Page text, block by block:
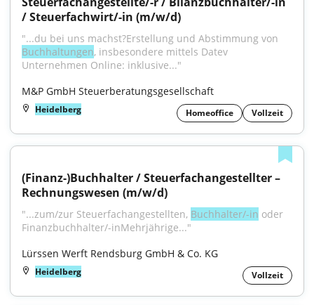
/ Steuer­fachwirt/-in (m/w/d)
Buchhaltungen, insbesondere mittels Datev
Unternehmen Online: inklusive..."
M&P GmbH Steuerberatungsgesellschaft
Heidelberg Homeoffice Vollzeit
(Finanz-)Buchhalter / Steuerfachangestellter –
Rechnungswesen (m/w/d)
"...zum/zur Steuerfachangestellten, Buchhalter/-in oder
Finanzbuchhalter/-inMehrjährige..."
Lürssen Werft Rendsburg GmbH & Co. KG
Heidelberg Vollzeit